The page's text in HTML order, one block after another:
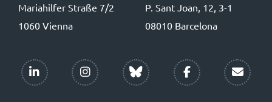
Mariahilfer Straße 7/2
1060 Vienna
P. Sant Joan, 12, 3-1
08010 Barcelona